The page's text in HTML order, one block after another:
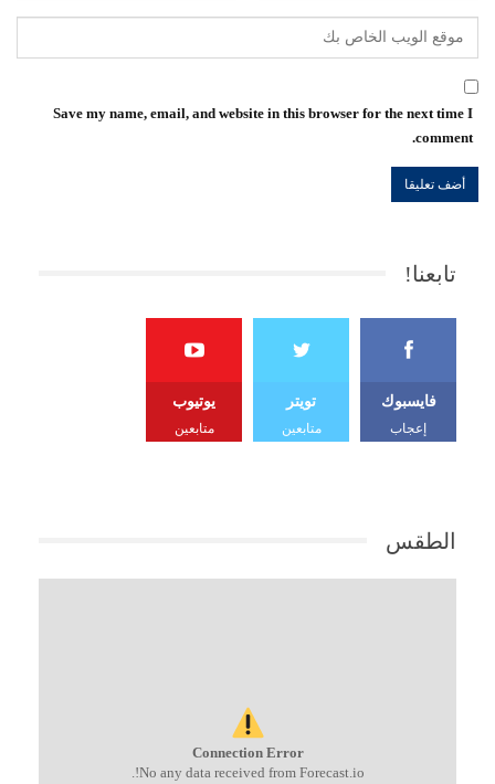
Save my name, email, and website in this browser for the next time I
comment.
تابعنا!
فايسبوك
إعجاب
تويتر
متابعين
يوتيوب
متابعين
الطقس
Connection Error
No any data received from Forecast.io!.